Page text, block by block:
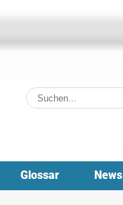
Suche
nach:
Glossar News